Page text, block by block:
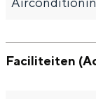
Faciliteiten